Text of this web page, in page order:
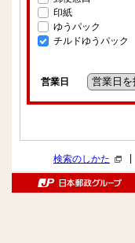
印紙
ゆうパック
チルドゆうパック
営業日
検索のしかた